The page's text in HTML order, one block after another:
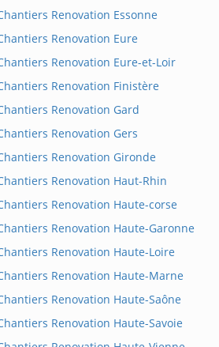
Renovation Essonne
Renovation Eure
Renovation Eure-et-Loir
Renovation Finistère
Renovation Gard
Renovation Gers
Renovation Gironde
Renovation Haut-Rhin
Renovation Haute-corse
Renovation Haute-Garonne
Renovation Haute-Loire
Renovation Haute-Marne
Renovation Haute-Saône
Renovation Haute-Savoie